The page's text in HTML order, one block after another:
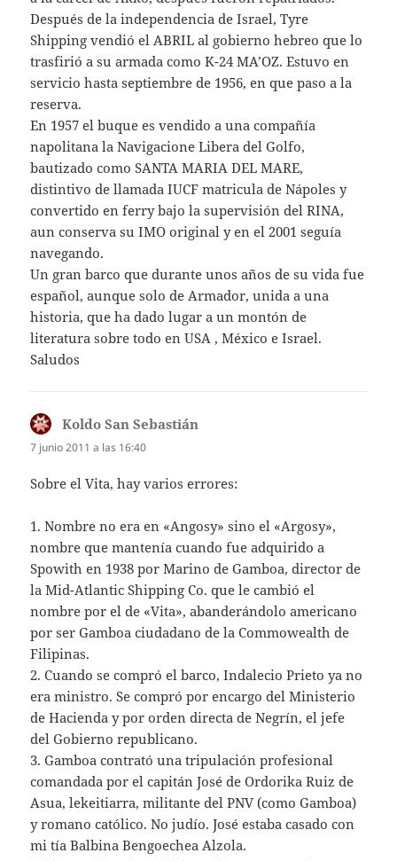
Después de la independencia de Israel, Tyre
Shipping vendió el ABRIL al gobierno hebreo que lo
trasfirió a su armada como K-24 MA’OZ. Estuvo en
servicio hasta septiembre de 1956, en que paso a la
reserva.
En 1957 el buque es vendido a una compañía
napolitana la Navigacione Libera del Golfo,
bautizado como SANTA MARIA DEL MARE,
distintivo de llamada IUCF matricula de Nápoles y
convertido en ferry bajo la supervisión del RINA,
aun conserva su IMO original y en el 2001 seguía
navegando.
Un gran barco que durante unos años de su vida fue
español, aunque solo de Armador, unida a una
historia, que ha dado lugar a un montón de
literatura sobre todo en USA , México e Israel.
Saludos
Koldo San Sebastián
7 junio 2011 a las 16:40
Sobre el Vita, hay varios errores:
1. Nombre no era en «Angosy» sino el «Argosy»,
nombre que mantenía cuando fue adquirido a
Spowith en 1938 por Marino de Gamboa, director de
la Mid-Atlantic Shipping Co. que le cambió el
nombre por el de «Vita», abanderándolo americano
por ser Gamboa ciudadano de la Commowealth de
Filipinas.
2. Cuando se compró el barco, Indalecio Prieto ya no
era ministro. Se compró por encargo del Ministerio
de Hacienda y por orden directa de Negrín, el jefe
del Gobierno republicano.
3. Gamboa contrató una tripulación profesional
comandada por el capitán José de Ordorika Ruiz de
Asua, lekeitiarra, militante del PNV (como Gamboa)
y romano católico. No judío. José estaba casado con
mi tía Balbina Bengoechea Alzola.